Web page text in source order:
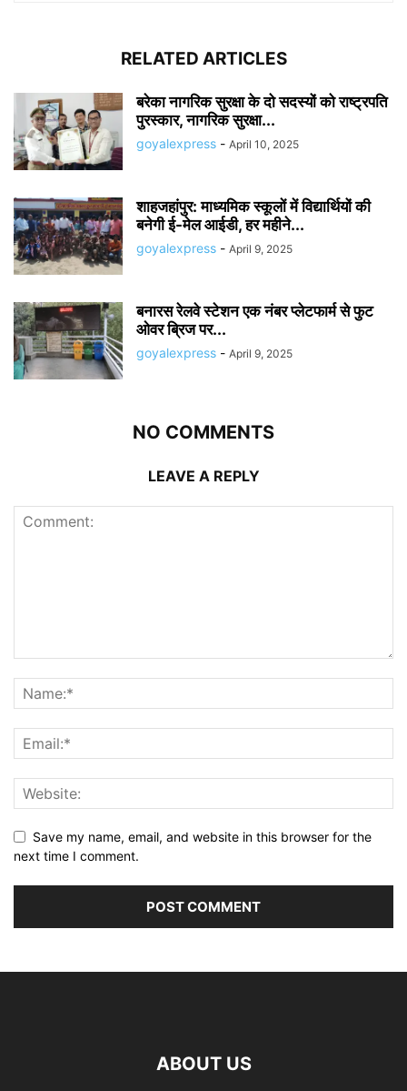
RELATED ARTICLES
बरेका नागरिक सुरक्षा के दो सदस्यों को राष्ट्रपति
पुरस्कार, नागरिक सुरक्षा...
goyalexpress - April 10, 2025
शाहजहांपुर: माध्यमिक स्कूलाें में विद्यार्थियों की
बनेगी ई-मेल आईडी, हर महीने...
goyalexpress - April 9, 2025
बनारस रेलवे स्टेशन एक नंबर प्लेटफार्म से फुट
ओवर ब्रिज पर...
goyalexpress - April 9, 2025
NO COMMENTS
LEAVE A REPLY
Save my name, email, and website in this browser for the
next time I comment.
ABOUT US